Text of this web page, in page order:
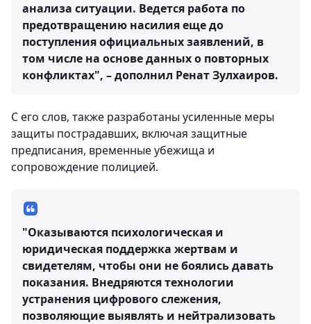
анализа ситуации. Ведется работа по
предотвращению насилия еще до
поступления официальных заявлений, в
том числе на основе данных о повторных
конфликтах", – дополнил Ренат Зулхаиров.
С его слов, также разработаны усиленные меры
защиты пострадавших, включая защитные
предписания, временные убежища и
сопровождение полицией.
"Оказываются психологическая и
юридическая поддержка жертвам и
свидетелям, чтобы они не боялись давать
показания. Внедряются технологии
устранения цифрового слежения,
позволяющие выявлять и нейтрализовать